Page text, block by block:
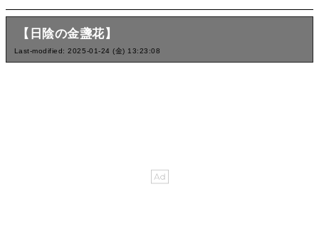
【日陰の金盞花】
Last-modified: 2025-01-24 (金) 13:23:08